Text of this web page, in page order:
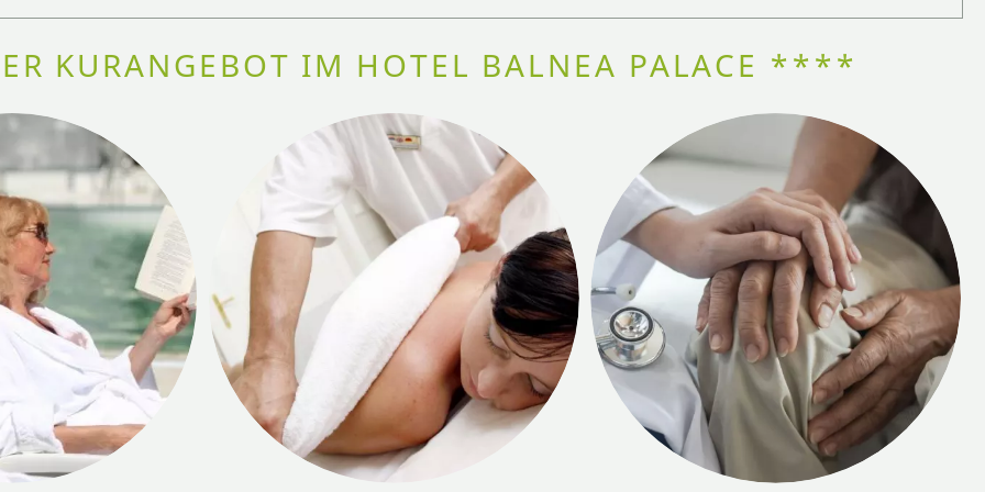
KURANGEBOT IM HOTEL BALNEA PALACE ****